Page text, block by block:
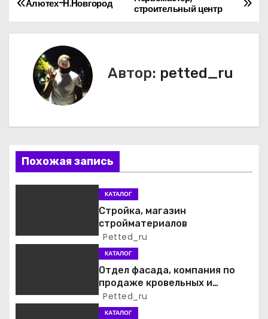
а
а
ц
и
п
а
строительный центр
Алютех-Н.Новгород
Автор: petted_ru
Похожая запись
КАТАЛОГ
Стройка, магазин
стройматериалов
Petted_ru
КАТАЛОГ
Отдел фасада, компания по
продаже кровельных и
фасадных материалов
Petted_ru
КАТАЛОГ